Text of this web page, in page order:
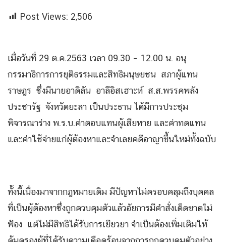
Post Views: 2,506
เมื่อวันที่ 29 ต.ค.2563 เวลา 09.30 – 12.00 น. อนุ
กรรมาธิการการยุติธรรมและสิทธิมนุษยชน สภาผู้แทน
ราษฎร ซึ่งมีนายอาดิลัน อาลีอิสเฮาะห์ ส.ส.พรรคพลัง
ประชารัฐ จังหวัดยะลา เป็นประธาน ได้มีการประชุม
พิจารณาร่าง พ.ร.บ.ค่าตอบแทนผู้เสียหาย และค่าทดแทน
และค่าใช้จ่ายแก่ผู้ต้องหาและจำเลยคดีอาญาขึ้นใหม่ทั้งฉบับ
ทั้งนี้เนื่องมาจากกฎหมายเดิม มีปัญหาไม่ครอบคลุมถึงบุคคล
ที่เป็นผู้ต้องหาซึ่งถูกควบคุมตัวแล้วอัยการมีคำสั่งเด็ดขาดไม่
ฟ้อง แต่ไม่มีสิทธิได้รับการเยียวยา จำเป็นต้องเพิ่มเติมให้